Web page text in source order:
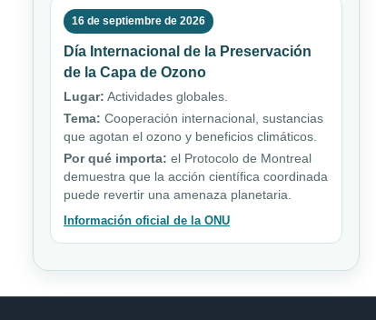
16 de septiembre de 2026
Día Internacional de la Preservación
de la Capa de Ozono
Lugar: Actividades globales.
Tema: Cooperación internacional, sustancias
que agotan el ozono y beneficios climáticos.
Por qué importa: el Protocolo de Montreal
demuestra que la acción científica coordinada
puede revertir una amenaza planetaria.
Información oficial de la ONU